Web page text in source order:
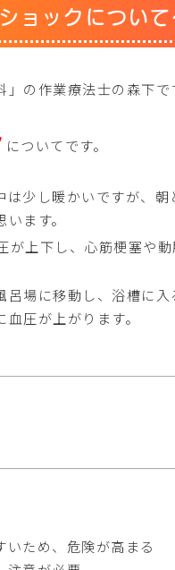
ョックについて
の作業療法士の森下で
についてです。
少し暖かいですが、
ます。
が上下し、心筋梗塞や
場に移動し、浴槽に
圧が上がります。
いため、危険が高まる